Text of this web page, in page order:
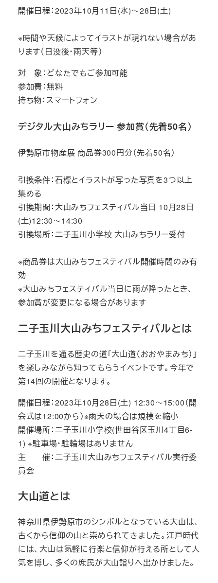
開催日程：2023年10月11日(水)～28日(土)
※時間や天候によってイラストが現れない場合があ
ります（日没後・雨天等）
対 象：どなたでもご参加可能
参加費：無料
持ち物：スマートフォン
デジタル大山みちラリー 参加賞（先着50名）
伊勢原市物産展 商品券300円分（先着50名）
引換条件：石標とイラストが写った写真を3つ以上
集める
引換期間：大山みちフェスティバル当日 10月28日
(土)12:30～14:30
引換場所：二子玉川小学校 大山みちラリー受付
※商品券は大山みちフェスティバル開催時間のみ有
効
※大山みちフェスティバル当日に雨が降ったとき、
参加賞が変更になる場合があります
二子玉川大山みちフェスティバルとは
二子玉川を通る歴史の道「大山道（おおやまみち）」
を楽しみながら知ってもらうイベントです。今年で
第14回の開催となります。
開催日程：2023年10月28日(土) 12:30～15:00（開
会式は12:00から）※雨天の場合は規模を縮小
開催場所：二子玉川小学校(世田谷区玉川4丁目6-
1) ※駐車場・駐輪場はありません
主 催：二子玉川大山みちフェスティバル実行委
員会
大山道とは
神奈川県伊勢原市のシンボルとなっている大山は、
古くから信仰の山と崇められてきました。江戸時代
には、大山は気軽に行楽と信仰が行える所として人
気を博し、多くの庶民が大山詣りへ出かけました。